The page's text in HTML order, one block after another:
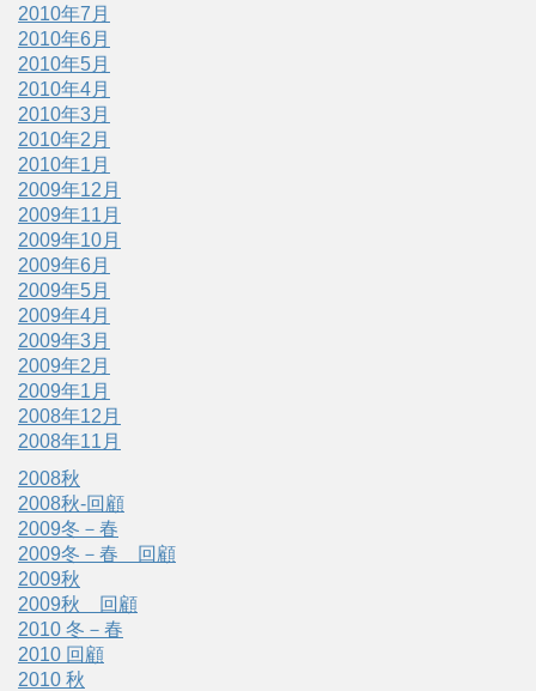
2010年7月
2010年6月
2010年5月
2010年4月
2010年3月
2010年2月
2010年1月
2009年12月
2009年11月
2009年10月
2009年6月
2009年5月
2009年4月
2009年3月
2009年2月
2009年1月
2008年12月
2008年11月
2008秋
2008秋-回顧
2009冬－春
2009冬－春 回顧
2009秋
2009秋 回顧
2010 冬－春
2010 回顧
2010 秋